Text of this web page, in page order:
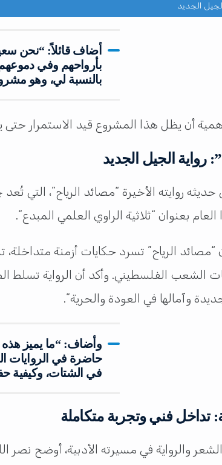
الجديد
أضاف قائلاً: “نحن
بأرواحهم وفي
بالنسبة لي، وهو
أن يظل هذا المشروع قيد الاستمرار حتى
رواية الجيل الجديد
حديثه روايته الأخيرة “مصائد الرياح”، التي
العام بعنوان “ثلاثية الراوي العلمي المبدع”.
الرياح” تسرد حكايات أزمنة متداخلة،
الشعب الفلسطيني. وأكد أن الرواية تسلط
وآمالها في العودة والحرية”.
وأضاف: “ما يميز هذه
حاضرة في الروايات
في الشتات، وكيفية
تداخل فني وتجربة متكاملة
والرواية في مسيرته الأدبية، أوضح نصر